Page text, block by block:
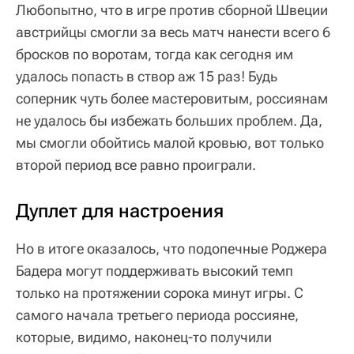
Любопытно, что в игре против сборной Швеции
австрийцы смогли за весь матч нанести всего 6
бросков по воротам, тогда как сегодня им
удалось попасть в створ аж 15 раз! Будь
соперник чуть более мастеровитым, россиянам
не удалось бы избежать больших проблем. Да,
мы смогли обойтись малой кровью, вот только
второй период все равно проиграли.
Дуплет для настроения
Но в итоге оказалось, что подопечные Роджера
Бадера могут поддерживать высокий темп
только на протяжении сорока минут игры. С
самого начала третьего периода россияне,
которые, видимо, наконец-то получили